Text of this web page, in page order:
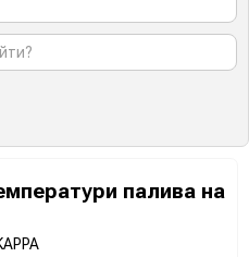
палива на